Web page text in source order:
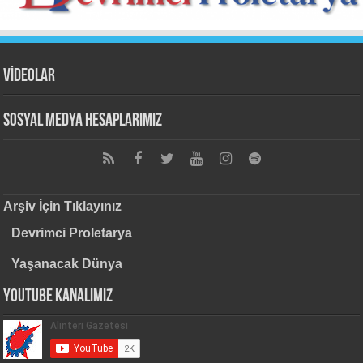
VİDEOLAR
Sosyal Medya Hesaplarımız
Arşiv İçin Tıklayınız
Devrimci Proletarya
Yaşanacak Dünya
Youtube Kanalımız